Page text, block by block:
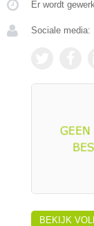
Er wordt
Sociale media:
BEKIJK